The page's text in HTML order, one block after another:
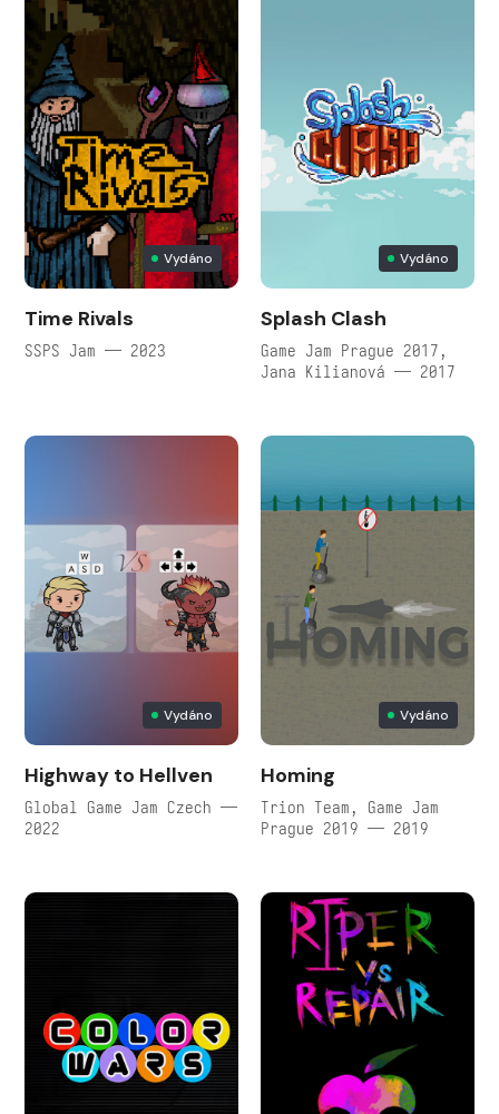
Vydáno
Time Rivals
SSPS Jam — 2023
Vydáno
Splash Clash
Game Jam Prague 2017,
Jana Kilianová — 2017
Vydáno
Highway to Hellven
Global Game Jam Czech —
2022
Vydáno
Homing
Trion Team, Game Jam
Prague 2019 — 2019